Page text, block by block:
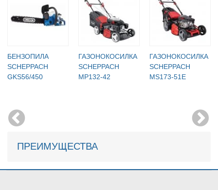
БЕНЗОПИЛА
SCHEPPACH
GKS56/450
ГАЗОНОКОСИЛКА
SCHEPPACH
MP132-42
ГАЗОНОКОСИЛКА
SCHEPPACH
MS173-51E
ПРЕИМУЩЕСТВА